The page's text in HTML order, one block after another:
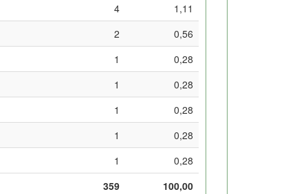
4
1,11
2
0,56
1
0,28
1
0,28
1
0,28
1
0,28
1
0,28
359
100,00